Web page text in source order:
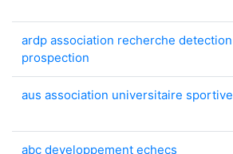
ardp association recherche detection
prospection
aus association universitaire sportive
abc developpement echecs